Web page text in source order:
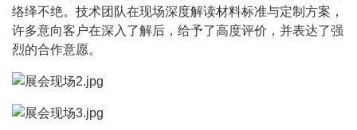
络绎不绝。技术团队在现场深度解读材料标准与定制方案，
许多意向客户在深入了解后，给予了高度评价，并表达了强
烈的合作意愿。